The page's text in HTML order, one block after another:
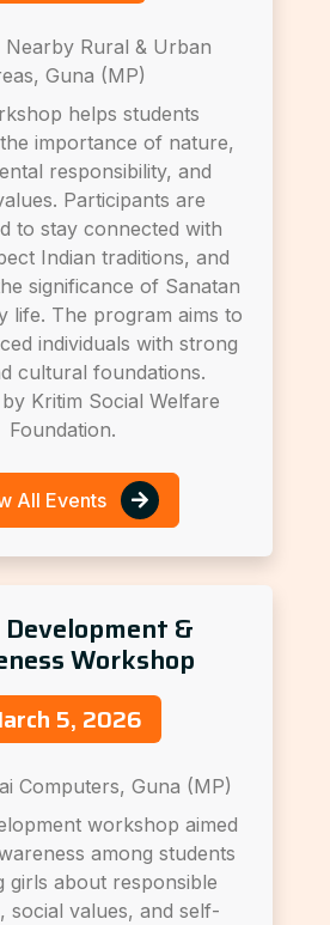
Nearby Rural & Urban
Guna (MP)
helps students
importance of nature,
responsibility, and
Participants are
to stay connected with
Indian traditions, and
significance of Sanatan
life. The program aims to
individuals with strong
cultural foundations.
Kritim Social Welfare
Foundation.
All Events
Development &
Workshop
5, 2026
Computers, Guna (MP)
workshop aimed
among students
girls about responsible
social values, and self-